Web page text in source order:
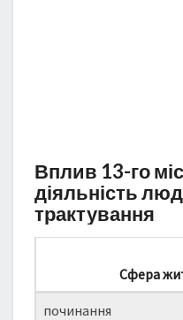
Вплив 13-го
діяльність
трактування
Сфера
починання